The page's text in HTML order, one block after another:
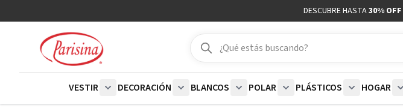
DESCUBRE HASTA30% OFF
Buscar
Buscar
VESTIR
DECORACIÓN
BLANCOS
POLAR
PLÁSTICOS
HOGAR